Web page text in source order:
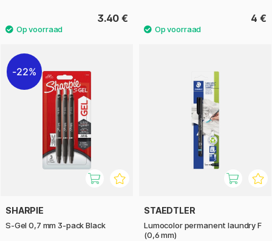
3.40 € 4 €
22%
SHARPIE
S-Gel 0,7 mm 3-pack Black
STAEDTLER
Lumocolor permanent laundry F
(0,6 mm)